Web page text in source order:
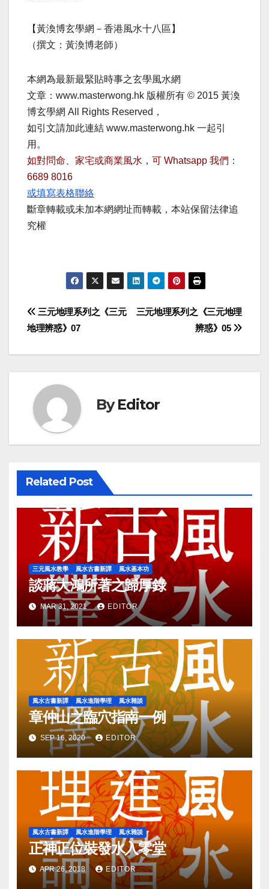
【黃渙博玄學網－香港風水十八區】
（撰文：黃渙博老師）
本網為最新最緊貼時事之玄學風水網
文章：www.masterwong.hk 版權所有 © 2015 黃渙
博玄學網 All Rights Reserved，
如引文請加此連結 www.masterwong.hk 一起引
用。
如對問命、家宅或商業風水，可 Whatsapp 我們：
6689 8016
或填寫表格聯絡
斷章轉載或未加本網網址而轉載，本站保留法律追
究權
Post
navigation
三元地理系列之《三元地理
辨惑》05
三元地理系列之《三元
地理辨惑》07
ByEditor
Related Post
三元風水教學 風水古書新譯 風水基本功
談蔣大鴻所著之歸厚錄
MAR 31, 2021 EDITOR
風水古書新譯 風水進階學理 風水雜談
章仲山之臨穴指南一例
SEP 16, 2020 EDITOR
風水古書新譯 風水進階學理 風水雜談
正神正位裝發水入零堂
APR 26, 2018 EDITOR